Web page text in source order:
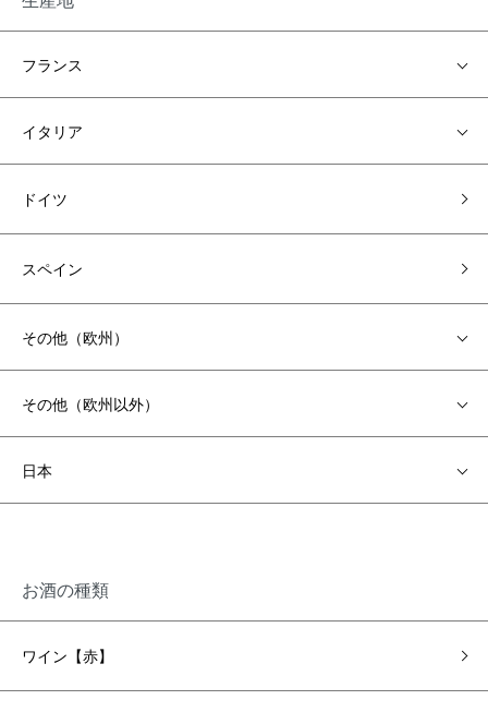
フランス
イタリア
ドイツ
スペイン
その他（欧州）
その他（欧州以外）
日本
お酒の種類
ワイン【赤】